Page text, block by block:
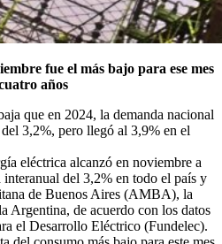
fue el más bajo para ese mes
años
que en 2024, la demanda nacional
3,2%, pero llegó al 3,9% en el
eléctrica alcanzó en noviembre a
del 3,2% en todo el país y
de Buenos Aires (AMBA), la
Argentina, de acuerdo con los datos
el Desarrollo Eléctrico (Fundelec).